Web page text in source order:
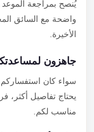
يُنصح بمراجعة الموعد
واضحة مع السائق
الأخيرة.
جاهزون لمساعدتكم
سواء كان استفساركم
يحتاج تفاصيل أكثر،
مناسب لكم.